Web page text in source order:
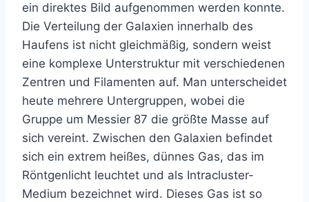
ein direktes Bild aufgenommen werden konnte.
Die Verteilung der Galaxien innerhalb des
Haufens ist nicht gleichmäßig, sondern weist
eine komplexe Unterstruktur mit verschiedenen
Zentren und Filamenten auf. Man unterscheidet
heute mehrere Untergruppen, wobei die
Gruppe um Messier 87 die größte Masse auf
sich vereint. Zwischen den Galaxien befindet
sich ein extrem heißes, dünnes Gas, das im
Röntgenlicht leuchtet und als Intracluster-
Medium bezeichnet wird. Dieses Gas ist so